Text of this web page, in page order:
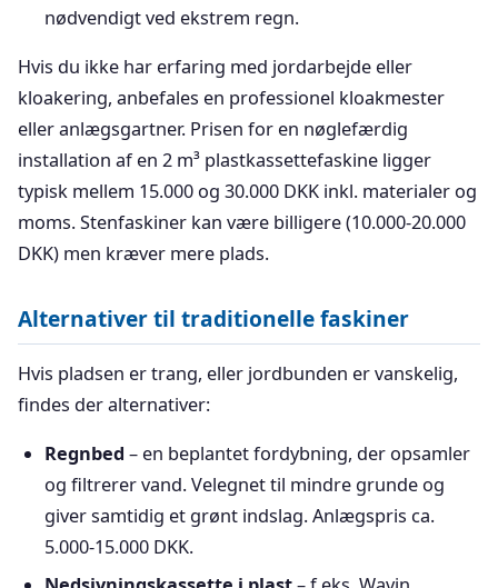
nødvendigt ved ekstrem regn.
Hvis du ikke har erfaring med jordarbejde eller
kloakering, anbefales en professionel kloakmester
eller anlægsgartner. Prisen for en nøglefærdig
installation af en 2 m³ plastkassettefaskine ligger
typisk mellem 15.000 og 30.000 DKK inkl. materialer og
moms. Stenfaskiner kan være billigere (10.000-20.000
DKK) men kræver mere plads.
Alternativer til traditionelle faskiner
Hvis pladsen er trang, eller jordbunden er vanskelig,
findes der alternativer:
Regnbed – en beplantet fordybning, der opsamler
og filtrerer vand. Velegnet til mindre grunde og
giver samtidig et grønt indslag. Anlægspris ca.
5.000-15.000 DKK.